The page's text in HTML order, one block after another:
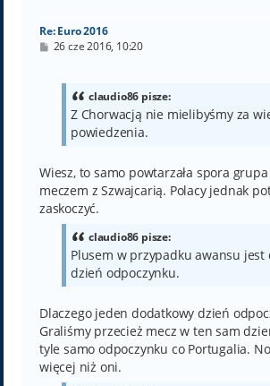
Re: Euro 2016
P26 cze 2016, 10:20
claudio86 pisze:
Z Chorwacją nie mielibyśmy za
powiedzenia.
Wiesz, to samo powtarzała spora
meczem z Szwajcarią. Polacy jednak
zaskoczyć.
claudio86 pisze:
Plusem w przypadku awansu jest
dzień odpoczynku.
Dlaczego jeden dodatkowy dzień
Graliśmy przecież mecz w ten sam
tyle samo odpoczynku co Portugalia.
więcej niż oni.